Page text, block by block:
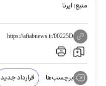
منبع: ایرنا
https://aftabnews.ir/00225D
برچسب‌ها: قرارداد جدید